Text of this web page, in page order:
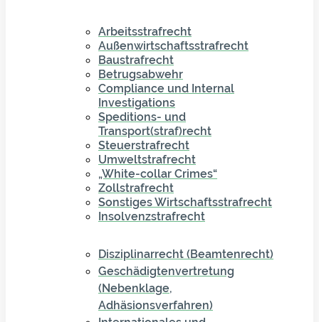
Arbeitsstrafrecht
Außenwirtschaftsstrafrecht
Baustrafrecht
Betrugsabwehr
Compliance und Internal
Investigations
Speditions- und
Transport(straf)recht
Steuerstrafrecht
Umweltstrafrecht
„White-collar Crimes“
Zollstrafrecht
Sonstiges Wirtschaftsstrafrecht
Insolvenzstrafrecht
Disziplinarrecht (Beamtenrecht)
Geschädigtenvertretung
(Nebenklage,
Adhäsionsverfahren)